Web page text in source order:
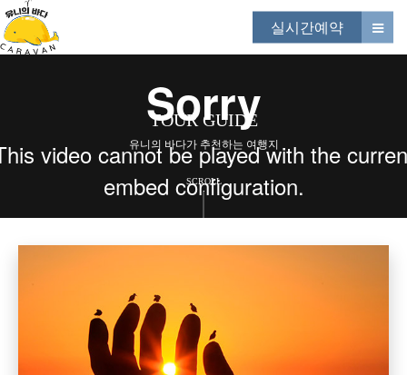
실시간예약
TOUR GUIDE
유니의 바다가 추천하는 여행지
SCROLL